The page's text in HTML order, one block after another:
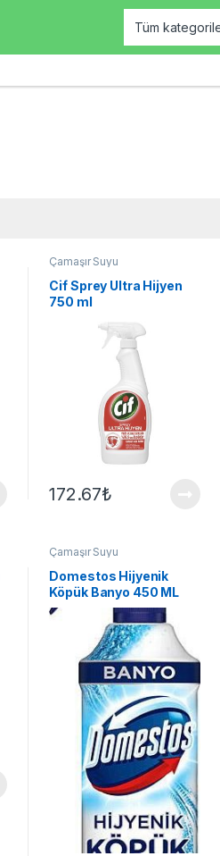
Çamaşır Suyu
Cif Sprey Ultra Hijyen
750 ml
172.67₺
Çamaşır Suyu
Domestos Hijyenik
Köpük Banyo 450 ML